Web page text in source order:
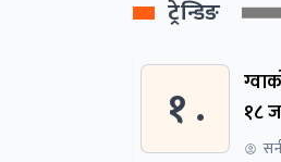
ट्रेन्डिङ
१ .
१८